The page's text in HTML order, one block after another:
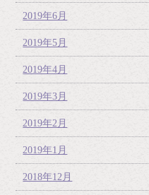
2019年6月
2019年5月
2019年4月
2019年3月
2019年2月
2019年1月
2018年12月